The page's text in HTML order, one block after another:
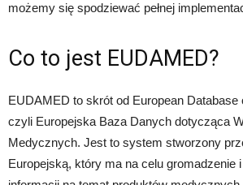
możemy się spodziewać pełnej
Co to jest EUDAMED?
EUDAMED to skrót od European Database
czyli Europejska Baza Danych dotycząca
Medycznych. Jest to system stworzony
Europejską, który ma na celu gromadzenie